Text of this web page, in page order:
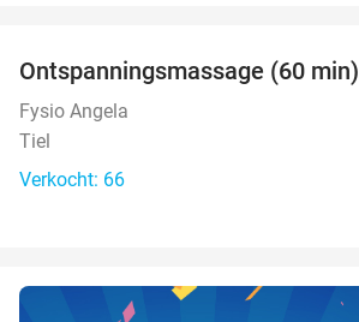
Ontspanningsmassage (60 min)
Fysio Angela
Tiel
Verkocht: 66